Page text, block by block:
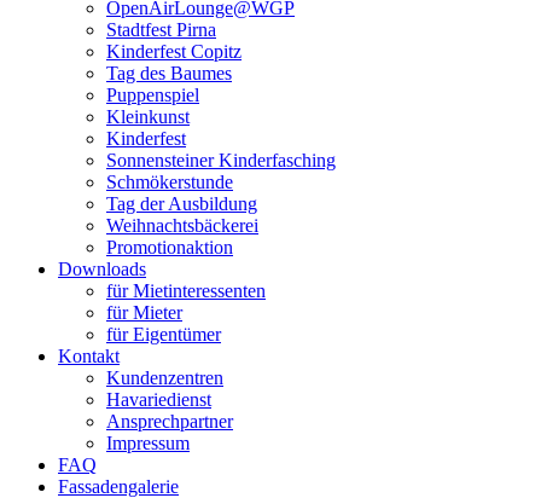
OpenAirLounge@WGP
Stadtfest Pirna
Kinderfest Copitz
Tag des Baumes
Puppenspiel
Kleinkunst
Kinderfest
Sonnensteiner Kinderfasching
Schmökerstunde
Tag der Ausbildung
Weihnachtsbäckerei
Promotionaktion
Downloads
für Mietinteressenten
für Mieter
für Eigentümer
Kontakt
Kundenzentren
Havariedienst
Ansprechpartner
Impressum
FAQ
Fassadengalerie